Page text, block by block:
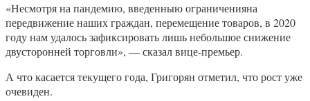
«Несмотря на пандемию, введенныю ограниченияна
передвижение наших граждан, перемещение товаров, в 2020
году нам удалось зафиксировать лишь небольшое снижение
двусторонней торговли», — сказал вице-премьер.
А что касается текущего года, Григорян отметил, что рост уже
очевиден.